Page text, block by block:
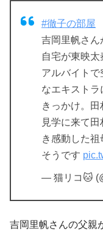
#徹子の部屋
吉岡里帆さん
自宅が東映太
アルバイト
なエキストラ
きっかけ。
見学に来て
き感動した
そうです
— 猫リコ🐱
吉岡里帆さんの父親